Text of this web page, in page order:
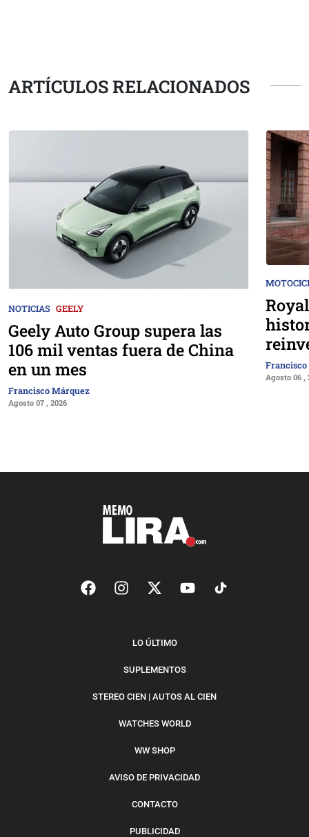
ARTÍCULOS RELACIONADOS
NOTICIAS GEELY
Geely Auto Group supera las
106 mil ventas fuera de China
en un mes
Francisco Márquez
Agosto 07 , 2026
Agosto 06 ,
LO ÚLTIMO
SUPLEMENTOS
STEREO CIEN | AUTOS AL CIEN
WATCHES WORLD
WW SHOP
AVISO DE PRIVACIDAD
CONTACTO
PUBLICIDAD